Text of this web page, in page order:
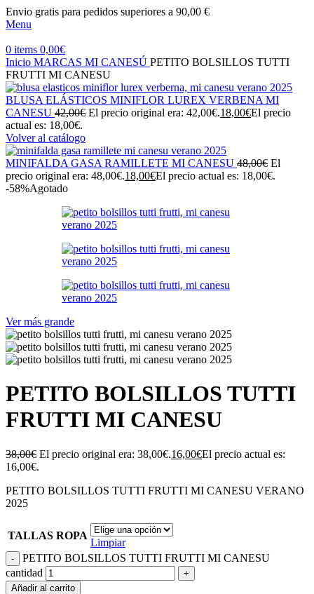
Envio gratis para pedidos superiores a 90,00 €
Menu
0 items 0,00€
Inicio MARCAS MI CANESÚ PETITO BOLSILLOS TUTTI
FRUTTI MI CANESU
BLUSA ELÁSTICOS MINIFLOR LUREX VERBENA MI
CANESU 42,00€ El precio original era: 42,00€.18,00€El precio
actual es: 18,00€.
Volver al catálogo
MINIFALDA GASA RAMILLETE MI CANESU 48,00€ El
precio original era: 48,00€.18,00€El precio actual es: 18,00€.
-58%Agotado
Ver más grande
PETITO BOLSILLOS TUTTI
FRUTTI MI CANESU
38,00€ El precio original era: 38,00€.16,00€El precio actual es:
16,00€.
PETITO BOLSILLOS TUTTI FRUTTI MI CANESU VERANO
2025
TALLAS ROPA
Limpiar
PETITO BOLSILLOS TUTTI FRUTTI MI CANESU
cantidad
Añadir al carrito